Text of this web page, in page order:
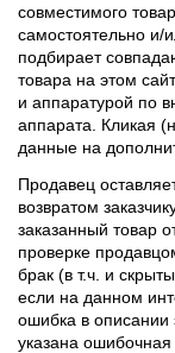
совместимого
самостоятельно и/
подбирает
товара на этом
и аппаратурой по
аппарата. Кликая
данные на
Продавец
возвратом
заказанный товар
проверке
брак (в т.ч. и
если на данном
ошибка в описании
указана